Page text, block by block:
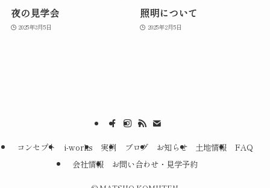
夜の見学会
2025年3月5日
照明について
2025年2月5日
コンセプト i-works 実例 ブログ お知らせ 土地情報
FAQ
会社情報
お問い合わせ・見学予約